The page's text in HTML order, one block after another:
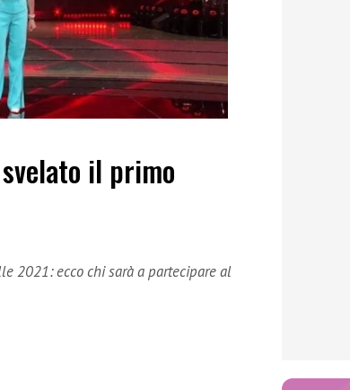
il primo
2021: ecco chi sarà a partecipare al